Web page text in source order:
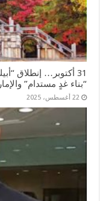
“بناء غدٍ مستدام”
22 أغسطس، 2025